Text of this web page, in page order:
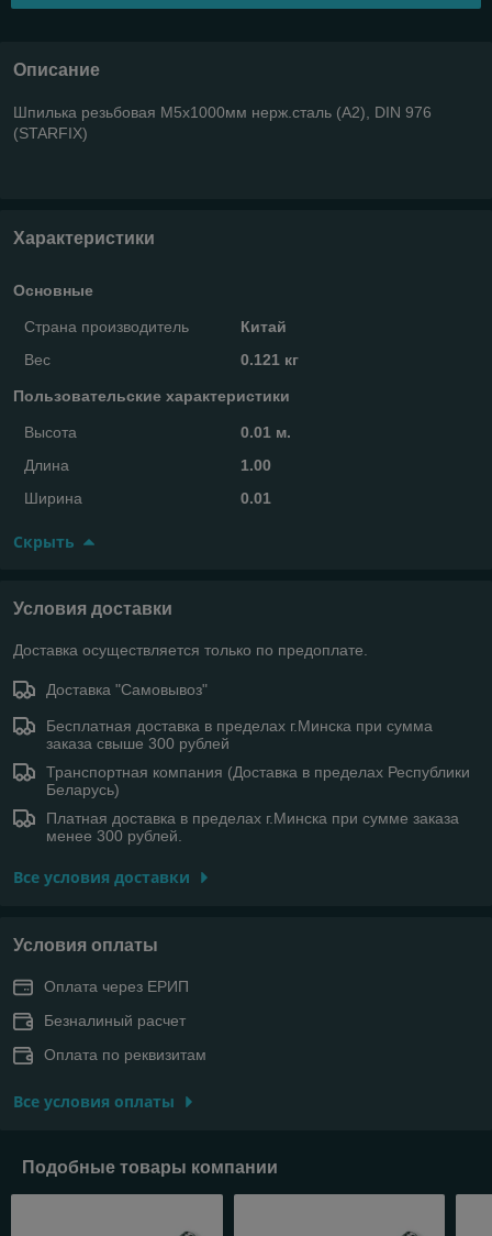
Описание
Шпилька резьбовая М5х1000мм нерж.сталь (А2), DIN 976
(STARFIX)
Характеристики
Основные
Страна производитель
Китай
Вес
0.121 кг
Пользовательские характеристики
Высота
0.01 м.
Длина
1.00
Ширина
0.01
Скрыть
Условия доставки
Доставка осуществляется только по предоплате.
Доставка "Самовывоз"
Бесплатная доставка в пределах г.Минска при сумма
заказа свыше 300 рублей
Транспортная компания (Доставка в пределах Республики
Беларусь)
Платная доставка в пределах г.Минска при сумме заказа
менее 300 рублей.
Все условия доставки
Условия оплаты
Оплата через ЕРИП
Безналиный расчет
Оплата по реквизитам
Все условия оплаты
Подобные товары компании